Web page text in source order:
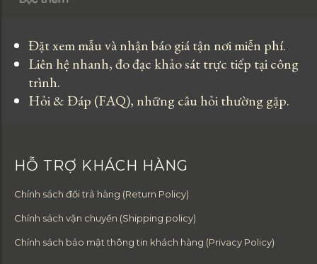
Đặt xem mẫu và nhận báo giá tận nơi miễn phí.
Liên hệ nhanh, đo đạc khảo sát trực tiếp tại công
trình.
Hỏi & Đáp (FAQ), những câu hỏi thường gặp.
HỖ TRỢ KHÁCH HÀNG
Chính sách đổi trả hàng (Return Policy)
Chính sách vận chuyển (Shipping policy)
Chính sách bảo mật thông tin khách hàng (Privacy Policy)